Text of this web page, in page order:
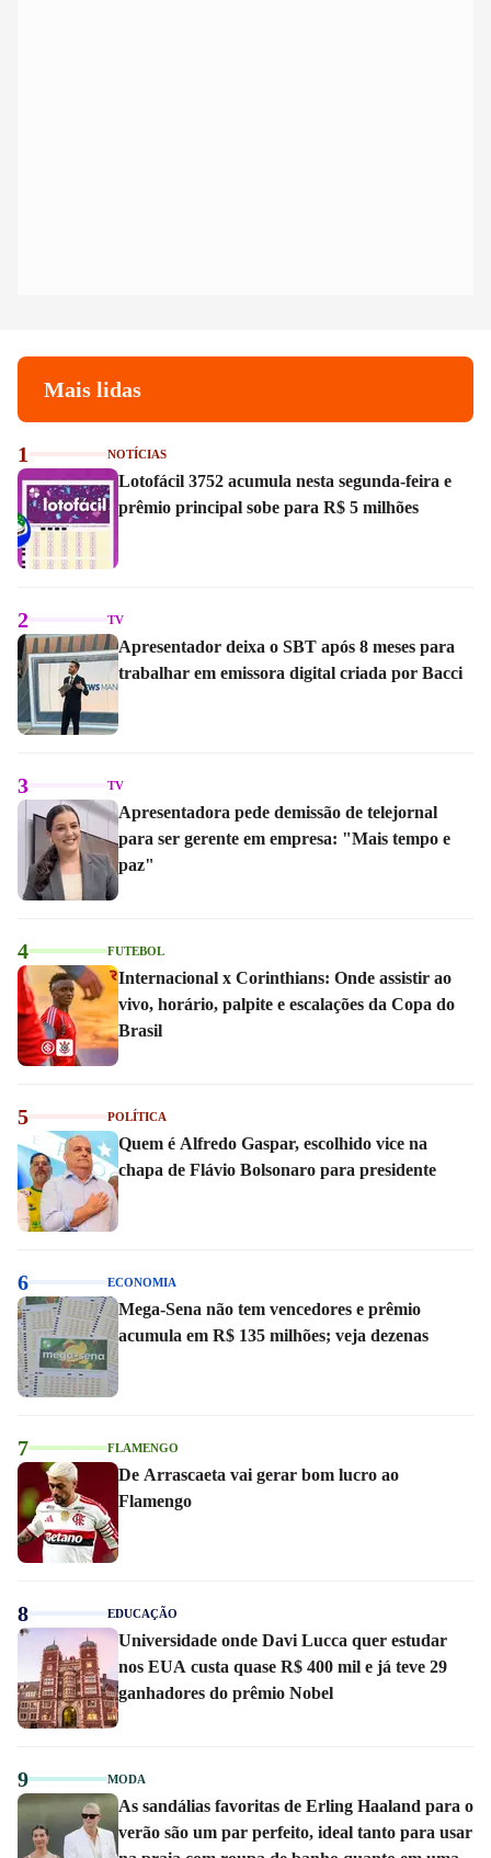
Mais lidas
1 NOTÍCIAS
Lotofácil 3752 acumula nesta segunda-feira e
prêmio principal sobe para R$ 5 milhões
2 TV
Apresentador deixa o SBT após 8 meses para
trabalhar em emissora digital criada por Bacci
3 TV
Apresentadora pede demissão de telejornal
para ser gerente em empresa: "Mais tempo e
paz"
4 FUTEBOL
Internacional x Corinthians: Onde assistir ao
vivo, horário, palpite e escalações da Copa do
Brasil
5 POLÍTICA
Quem é Alfredo Gaspar, escolhido vice na
chapa de Flávio Bolsonaro para presidente
6 ECONOMIA
Mega-Sena não tem vencedores e prêmio
acumula em R$ 135 milhões; veja dezenas
7 FLAMENGO
De Arrascaeta vai gerar bom lucro ao
Flamengo
8 EDUCAÇÃO
Universidade onde Davi Lucca quer estudar
nos EUA custa quase R$ 400 mil e já teve 29
ganhadores do prêmio Nobel
9 MODA
As sandálias favoritas de Erling Haaland para o
verão são um par perfeito, ideal tanto para usar